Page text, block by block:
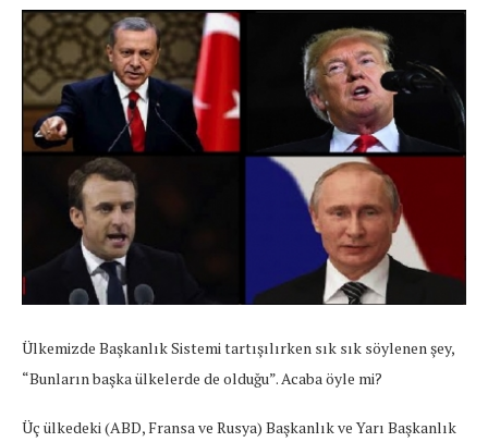
Ülkemizde Başkanlık Sistemi tartışılırken sık sık söylenen şey,
“Bunların başka ülkelerde de olduğu”. Acaba öyle mi?
Üç ülkedeki (ABD, Fransa ve Rusya) Başkanlık ve Yarı Başkanlık